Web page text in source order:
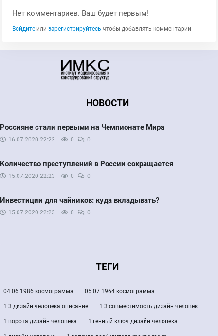
Нет комментариев. Ваш будет первым!
Войдите или зарегистрируйтесь чтобы добавлять комментарии
НОВОСТИ
Россияне стали первыми на Чемпионате Мира
16.07.2020 22:23 0 0
Количество преступлений в России сокращается
15.07.2020 22:23 0 0
Инвестиции для чайников: куда вкладывать?
15.07.2020 22:23 0 0
ТЕГИ
04 06 1986 космограмма 05 07 1964 космограмма
1 3 дизайн человека описание 1 3 совместимость дизайн человек
1 ворота дизайн человека 1 генный ключ дизайн человека